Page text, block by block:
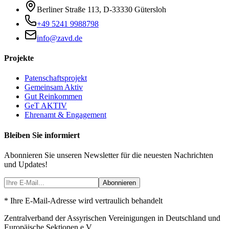
Berliner Straße 113, D-33330 Gütersloh
+49 5241 9988798
info@zavd.de
Projekte
Patenschaftsprojekt
Gemeinsam Aktiv
Gut Reinkommen
GeT AKTIV
Ehrenamt & Engagement
Bleiben Sie informiert
Abonnieren Sie unseren Newsletter für die neuesten Nachrichten
und Updates!
Abonnieren
* Ihre E-Mail-Adresse wird vertraulich behandelt
Zentralverband der Assyrischen Vereinigungen in Deutschland und
Europäische Sektionen e.V.